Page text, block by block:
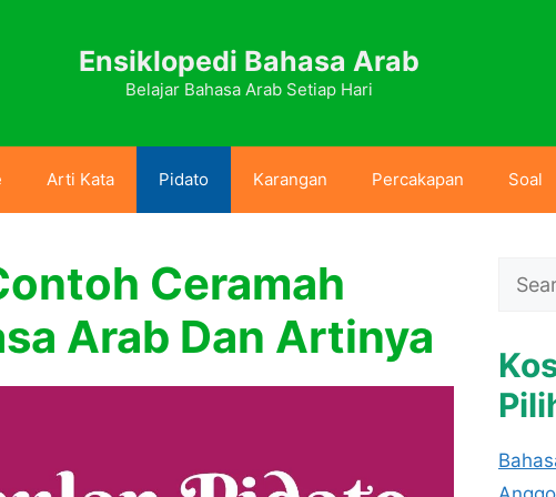
Ensiklopedi Bahasa Arab
Belajar Bahasa Arab Setiap Hari
Arti Kata Pidato Karangan Percakapan Soal
Ceramah
Arab Dan Artinya
for: